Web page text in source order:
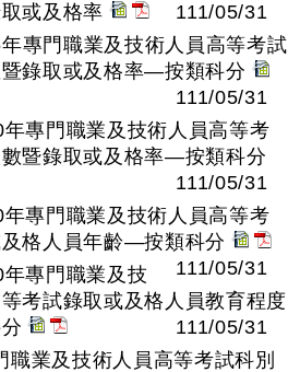
或及格率
111/05/31
專門職業及技術人員高等考試
錄取或及格率—按類科分
111/05/31
專門職業及技術人員高等考
暨錄取或及格率—按類科分
111/05/31
專門職業及技術人員高等考
格人員年齡—按類科分
111/05/31
專門職業及技
考試錄取或及格人員教育程度
111/05/31
職業及技術人員高等考試科別